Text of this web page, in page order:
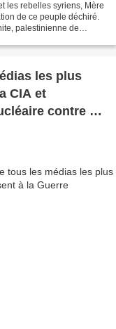
les rebelles syriens, Mère
de ce peuple déchiré.
palestinienne de
les plus
CIA et
contre la